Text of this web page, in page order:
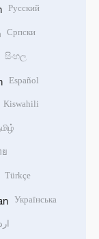
Русский
Српски
සිංහල
Español
Kiswahili
Türkçe
Українська